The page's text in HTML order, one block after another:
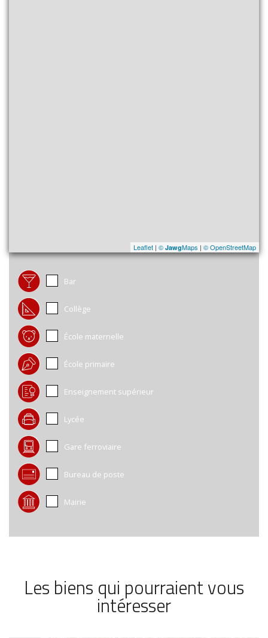
Leaflet | © JawgMaps | © OpenStreetMap
Bar
Collège
École maternelle
École primaire
Enseignement supérieur
Lycée
Gare ferroviaire
Bureau de poste
Mairie
Les biens qui pourraient vous
intéresser